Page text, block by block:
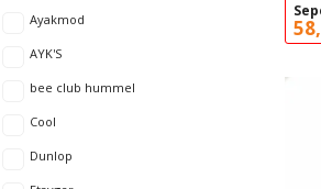
Ayakmod
AYK'S
bee club hummel
Cool
Dunlop